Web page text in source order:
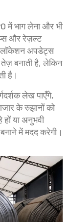
में भाग लेना और भी
और रेज़ल्ट
अलॉकेशन अपडेट्स
बनाती है, लेकिन
है।
लेख पाएँगे,
के रुझानों को
या अनुभवी
में मदद करेगी।